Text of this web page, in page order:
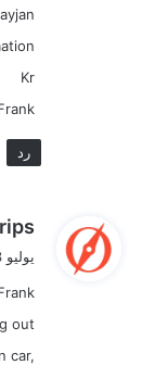
Kr
رد
ي
ل
يوليو 23, 2024 الساعة 11:38 ص
out.
car,